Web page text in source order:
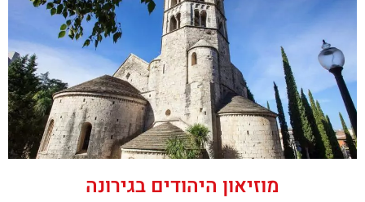
מוזיאון היהודים בגירונה